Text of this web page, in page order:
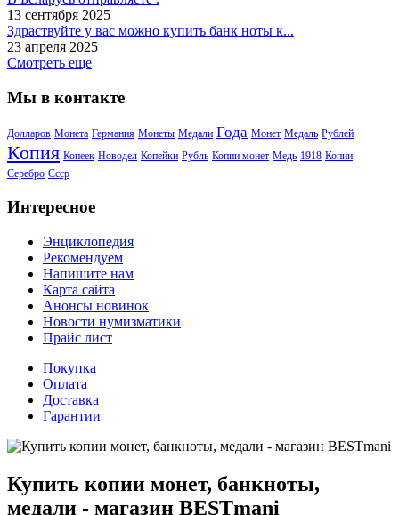
13 сентября 2025
Здраствуйте у вас можно купить банк ноты к...
23 апреля 2025
Смотреть еще
Мы в контакте
Долларов Монета Германия Монеты Медали Года Монет Медаль Рублей
Копия Копеек Новодел Копейки Рубль Копии монет Медь 1918 Копии
Серебро Ссср
Интересное
Энциклопедия
Рекомендуем
Напишите нам
Карта сайта
Анонсы новинок
Новости нумизматики
Прайс лист
Покупка
Оплата
Доставка
Гарантии
Купить копии монет, банкноты,
медали - магазин BESTmani